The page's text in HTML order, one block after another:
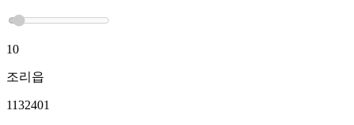
10
조리읍
1132401